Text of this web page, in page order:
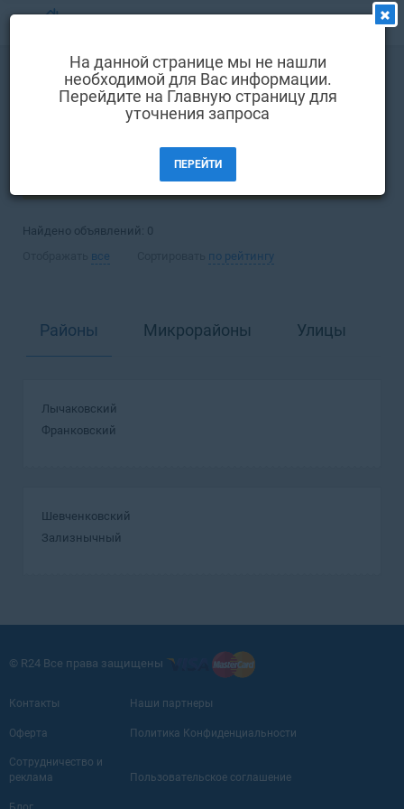
Выбрать язык
Вход и регистрация
Комментарии к объявления
Как добавить объявление
Покупка Дом
ФИЛЬТРЫ (1)
Найдено объявлений: 0
все по рейтингу
Районы Микрорайоны Улицы
Лычаковский
Франковский
Шевченковский
Зализнычный
© R24 Все права защищены
Контакты Наши партнеры
Оферта Политика Конфиденциальности
Сотрудничество и
реклама
Пользовательское соглашение
На данной странице мы не нашли
необходимой для Вас информации.
Перейдите на Главную страницу для
уточнения запроса
ПЕРЕЙТИ